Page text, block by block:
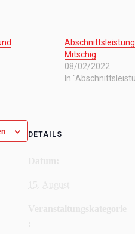
Mitschig
08/02/2022
In
DETAILS